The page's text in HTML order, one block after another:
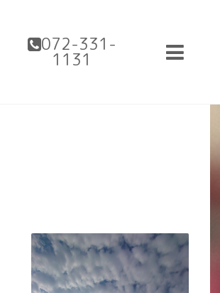
072-331-
1131